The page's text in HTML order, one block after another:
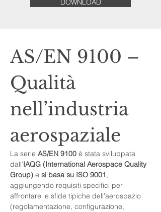
DOWNLOAD
AS/EN 9100 –
Qualità
nell’industria
aerospaziale
La serie AS/EN 9100 è stata sviluppata
dall’IAQG (International Aerospace Quality
Group) e si basa su ISO 9001,
aggiungendo requisiti specifici per
affrontare le sfide tipiche dell’aerospazio
(regolamentazione, configurazione,